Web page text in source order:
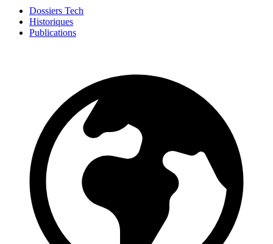
Dossiers Tech
Historiques
Publications